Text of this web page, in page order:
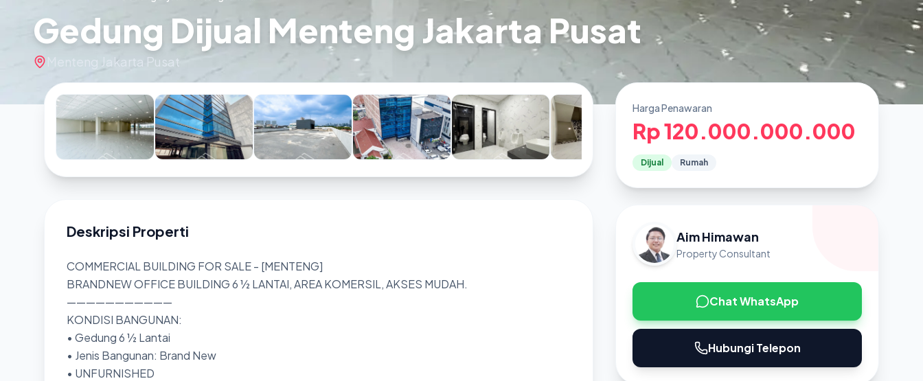
Gedung Dijual Menteng Jakarta Pusat
Menteng Jakarta Pusat
Deskripsi Properti
COMMERCIAL BUILDING FOR SALE - [MENTENG]
BRANDNEW OFFICE BUILDING 6 ½ LANTAI, AREA KOMERSIL, AKSES MUDAH.
———————————
KONDISI BANGUNAN:
• Gedung 6 ½ Lantai
• Jenis Bangunan: Brand New
• UNFURNISHED
Harga Penawaran
Rp 120.000.000.000
Dijual Rumah
Aim Himawan
Property Consultant
Chat WhatsApp
Hubungi Telepon